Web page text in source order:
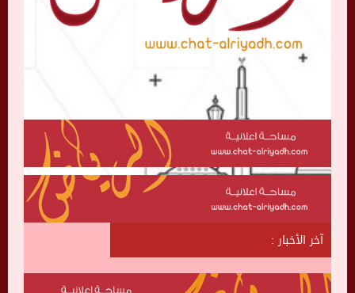
آخر الأخبار :